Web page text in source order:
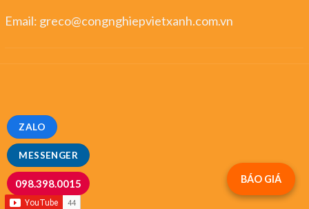
MESSENGER
ZALO
098.398.0015
Email: greco@congnghiepvietxanh.com.vn
BÁO GIÁ